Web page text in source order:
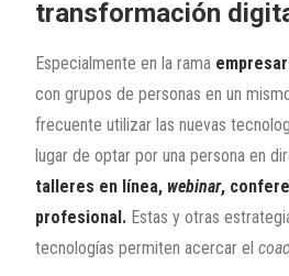
transformación
Especialmente en la rama
con grupos de personas en un
frecuente utilizar las nuevas
lugar de optar por una persona en
talleres en línea, webinar,
profesional. Estas y otras
tecnologías permiten acercar el